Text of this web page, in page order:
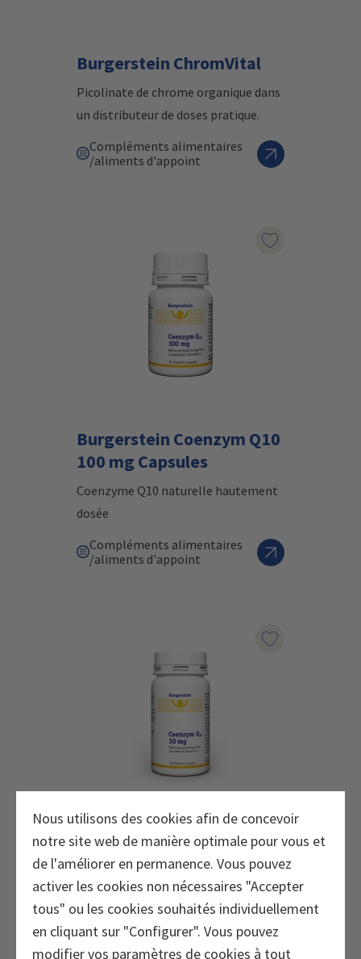
Nous utilisons des cookies afin de concevoir
notre site web de manière optimale pour vous et
de l'améliorer en permanence. Vous pouvez
activer les cookies non nécessaires "Accepter
tous" ou les cookies souhaités individuellement
en cliquant sur "Configurer". Vous pouvez
modifier vos paramètres de cookies à tout
Burgerstein ChromVital
Picolinate de chrome organique dans
un distributeur de doses pratique.
Compléments alimentaires
/aliments d'appoint
Marqueur le
Burgerstein Coenzym Q10
100 mg Capsules
Coenzyme Q10 naturelle hautement
dosée
Compléments alimentaires
/aliments d'appoint
Marqueur le
Burgerstein Coenzyme
Q10 30 mg Capsules
Coenzyme Q 10naturelle en capsules,
extraite de cellules de levure
fermentées en douceur.